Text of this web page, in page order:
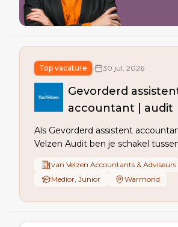
Top vacature • 30 jul. 2026
Gevorderd
accountant | audit
Als Gevorderd assistent
Velzen Audit ben je schakel
aanspreekpunt voor klanten en
kwalitatieve audits met coaching,
van Velzen Accountants & Adviseurs
Medior, Junior
Warmond